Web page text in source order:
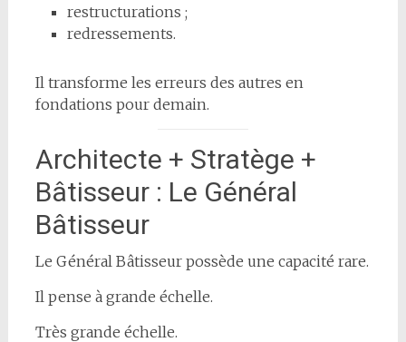
restructurations ;
redressements.
Il transforme les erreurs des autres en
fondations pour demain.
Architecte + Stratège +
Bâtisseur : Le Général
Bâtisseur
Le Général Bâtisseur possède une capacité rare.
Il pense à grande échelle.
Très grande échelle.